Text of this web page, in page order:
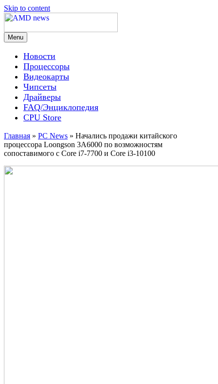
Skip to content
AMD news
Menu
Новости
Процессоры
Видеокарты
Чипсеты
Драйверы
FAQ/Энциклопедия
CPU Store
Главная » PC News » Начались продажи китайского
процессора Loongson 3A6000 по возможностям
сопоставимого с Core i7-7700 и Core i3-10100